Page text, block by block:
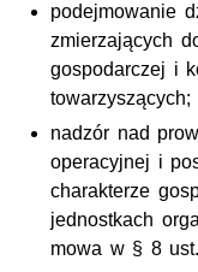
podejmowanie
zmierzających
gospodarczej i
towarzyszących;
nadzór nad
operacyjnej i
charakterze
jednostkach
mowa w § 8